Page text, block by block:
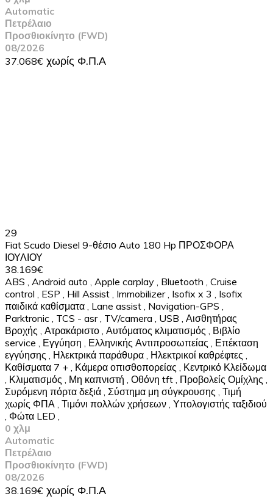
Automatic
Πετρέλαιο
Προσθιοκίνητο (FWD)
08/2026
37.068€
29
Fiat Scudo Diesel 9-θέσιο Auto 180 Hp ΠΡΟΣΦΟΡΑ
ΙΟΥΛΙΟΥ
38.169€
ABS
Android auto Apple carplay Bluetooth Cruise
control
ESP Hill Assist Immobilizer Isofix x 3
Isofix
παιδικά καθίσματα Lane assist Navigation-GPS
Parktronic TCS - asr TV/camera USB Αισθητήρας
Βροχής Ατρακάριστο Αυτόματος κλιματισμός
Βιβλίο
service
Εγγύηση Ελληνικής Αντιπροσωπείας
Επέκταση
εγγύησης
Ηλεκτρικά παράθυρα Ηλεκτρικοί καθρέφτες
Καθίσματα 7 + Κάμερα οπισθοπορείας
Κεντρικό Κλείδωμα
Κλιματισμός Μη καπνιστή Οθόνη tft Προβολείς Ομίχλης
Συρόμενη πόρτα δεξιά Σύστημα μη σύγκρουσης Τιμή
χωρίς ΦΠΑ Τιμόνι πολλών χρήσεων Υπολογιστής ταξιδιού
Φώτα LED
0 χλμ
Automatic
Πετρέλαιο
Προσθιοκίνητο (FWD)
08/2026
38.169€